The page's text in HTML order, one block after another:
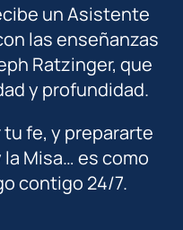
un Asistente
las enseñanzas
Ratzinger, que
y profundidad.
fe, y prepararte
Misa… es como
contigo 24/7.